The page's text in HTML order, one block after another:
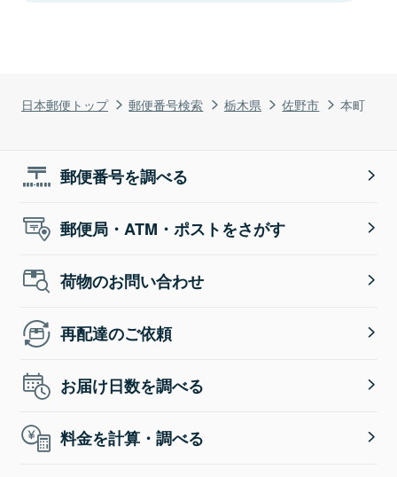
日本郵便トップ 郵便番号検索 栃木県 佐野市 本町
郵便番号を調べる
郵便局・ATM・ポストをさがす
荷物のお問い合わせ
再配達のご依頼
お届け日数を調べる
料金を計算・調べる